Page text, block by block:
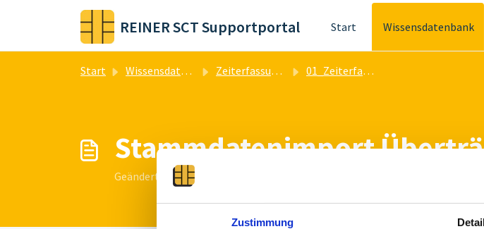
Zustimmung
Zum hauptsächlichen Inhalt gehen
REINER SCT Supportportal Start Wissensdatenbank
Start Wissensdatenbank Zeiterfassung & Zutrittskontrolle 01_Zeiterfassung (Software)
Stammdatenimport
Geändert am Do, 26 Sep, 2024 um 11:20 VORMITTAGS